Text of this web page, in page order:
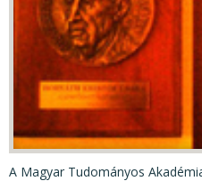
KÖZÉRDEKŰ ADATOK
JOGI SZABÁLYOZÁS,
KIADVÁNYOK, JELENTÉSEK
NYOMTATVÁNYOK,
E-ÜGYINTÉZÉS
A Magyar Tudományos